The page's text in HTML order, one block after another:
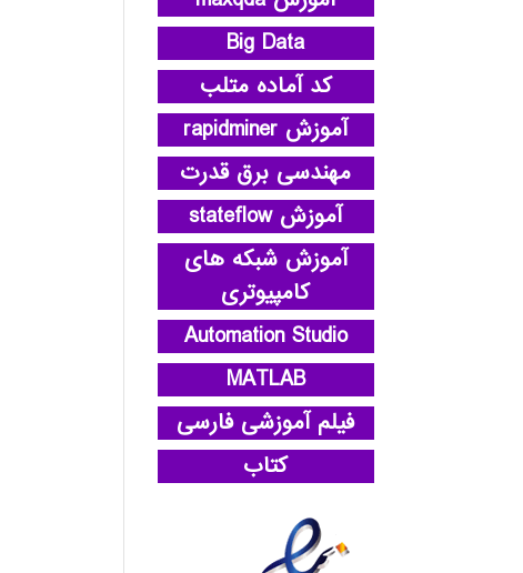
Big Data
کد آماده متلب
آموزش rapidminer
مهندسی برق قدرت
آموزش stateflow
آموزش شبکه های
کامپیوتری
Automation Studio
MATLAB
فیلم آموزشی فارسی
کتاب